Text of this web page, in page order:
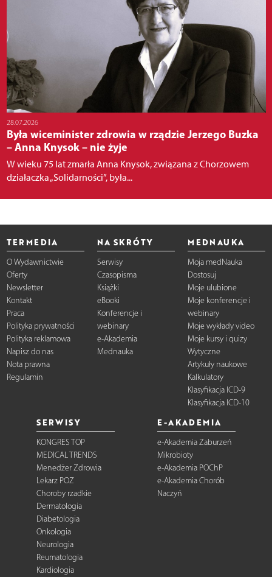
28.07.2026
Była wiceminister zdrowia w rządzie Jerzego Buzka
– Anna Knysok – nie żyje
W wieku 75 lat zmarła Anna Knysok, związana z Chorzowem
działaczka „Solidarności”, była...
TERMEDIA
O Wydawnictwie
Oferty
Newsletter
Kontakt
Praca
Polityka prywatności
Polityka reklamowa
Napisz do nas
Nota prawna
Regulamin
NA SKRÓTY
Serwisy
Czasopisma
Książki
eBooki
Konferencje i
webinary
e-Akademia
Mednauka
MEDNAUKA
Moja medNauka
Dostosuj
Moje ulubione
Moje konferencje i
webinary
Moje wykłady video
Moje kursy i quizy
Wytyczne
Artykuły naukowe
Kalkulatory
Klasyfikacja ICD-9
Klasyfikacja ICD-10
SERWISY
KONGRES TOP
MEDICAL TRENDS
Menedżer Zdrowia
Lekarz POZ
Choroby rzadkie
Dermatologia
Diabetologia
Onkologia
Neurologia
Reumatologia
Kardiologia
E-AKADEMIA
e-Akademia Zaburzeń
Mikrobioty
e-Akademia POChP
e-Akademia Chorób
Naczyń